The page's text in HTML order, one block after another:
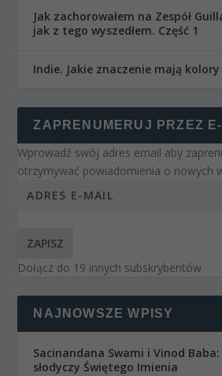
Jak zachorowałem na Zespół
jak z tego wyszedłem. Część 1
Indie. Jakie znaczenie mają kolory
ZAPRENUMERUJ PRZEZ
Wprowadź swój adres email aby
otrzymywać powiadomienia o nowych
ZAPISZ
Dołącz do 19 innych subskrybentów
NAJNOWSZE WPISY
Sacinandana Swami i Vinod
słodyczy Świętego Imienia